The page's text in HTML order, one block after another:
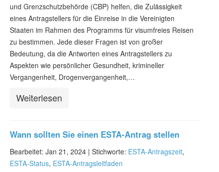
und Grenzschutzbehörde (CBP) helfen, die Zulässigkeit
eines Antragstellers für die Einreise in die Vereinigten
Staaten im Rahmen des Programms für visumfreies Reisen
zu bestimmen. Jede dieser Fragen ist von großer
Bedeutung, da die Antworten eines Antragstellers zu
Aspekten wie persönlicher Gesundheit, krimineller
Vergangenheit, Drogenvergangenheit,…
Weiterlesen
Wann sollten Sie einen ESTA-Antrag stellen
Bearbeitet: Jan 21, 2024 | Stichworte: ESTA-Antragszeit,
ESTA-Status, ESTA-Antragsleitfaden